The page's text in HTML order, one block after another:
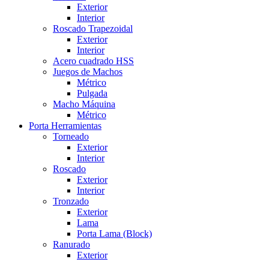
Exterior
Interior
Roscado Trapezoidal
Exterior
Interior
Acero cuadrado HSS
Juegos de Machos
Métrico
Pulgada
Macho Máquina
Métrico
Porta Herramientas
Torneado
Exterior
Interior
Roscado
Exterior
Interior
Tronzado
Exterior
Lama
Porta Lama (Block)
Ranurado
Exterior